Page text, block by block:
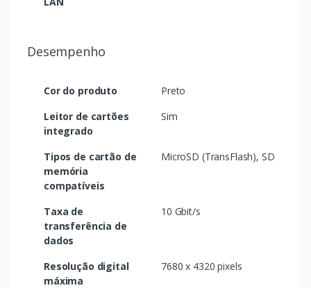
Desempenho
Cor do produto
Preto
Leitor de cartões
integrado
Sim
Tipos de cartão de
memória
compatíveis
MicroSD (TransFlash), SD
Taxa de
transferência de
dados
10 Gbit/s
Resolução digital
máxima
7680 x 4320 pixels